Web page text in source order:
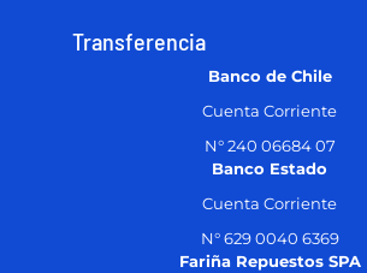
Transferencia
Banco de Chile
Cuenta Corriente
N° 240 06684 07
Banco Estado
Cuenta Corriente
N° 629 0040 6369
Fariña Repuestos SPA